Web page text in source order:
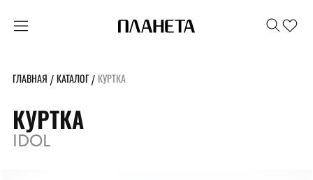
ГЛАВНАЯ / КАТАЛОГ/ КУРТКА
КУРТКА
IDOL